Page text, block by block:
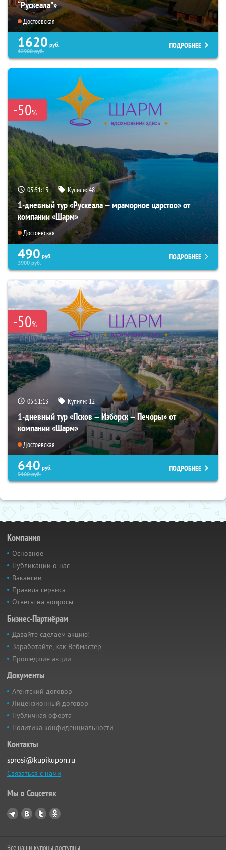
“Рускеала"»
Достоевская
1620 руб.
12900руб.
ПОДРОБНЕЕ
-50%
05:51:12 Купили:48
1-дневный тур «Рускеала — мраморное царство» от
компании «Шарм»
Достоевская
490 руб.
3900руб.
ПОДРОБНЕЕ
-50%
05:51:12 Купили:12
1-дневный тур «Псков — Изборск — Печоры» от
компании «Шарм»
Достоевская
640 руб.
5100руб.
ПОДРОБНЕЕ
Компания
Основное
Публикации о нас
Вакансии
Правила сервиса
Ответы на вопросы
Бизнес-Партнёрам
Давайте сделаем акцию!
Заработайте, как Вебмастер
Прошедшие акции
Документы
Агентский договор
Лицензионный договор
Публичная оферта
Политика конфиденциальности
Контакты
sprosi@kupikupon.ru
Связаться с нами
Мы в Соцсетях
Все наши купоны доступны